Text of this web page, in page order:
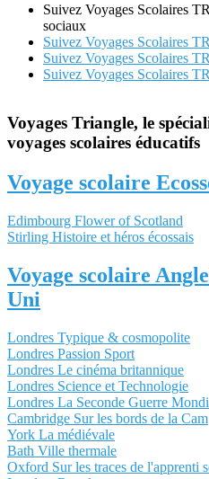
Suivez Voyages Scolaires
sociaux
Suivez Voyages Scolaires
Suivez Voyages Scolaires
Suivez Voyages Scolaires
Voyages Triangle, le
voyages scolaires éducatifs
Voyage scolaire
Edimbourg Flower of Scotland
Stirling Histoire et héros écossais
Voyage scolaire
Uni
Londres Typique & cosmopolite
Londres Passion Sport
Londres Le cinéma britannique
Londres Science et Technologie
Londres La Seconde Guerre
Cambridge Sur les bords de la Cam
York La médiévale
Bath Ville thermale
Oxford Sur les traces de l'apprenti